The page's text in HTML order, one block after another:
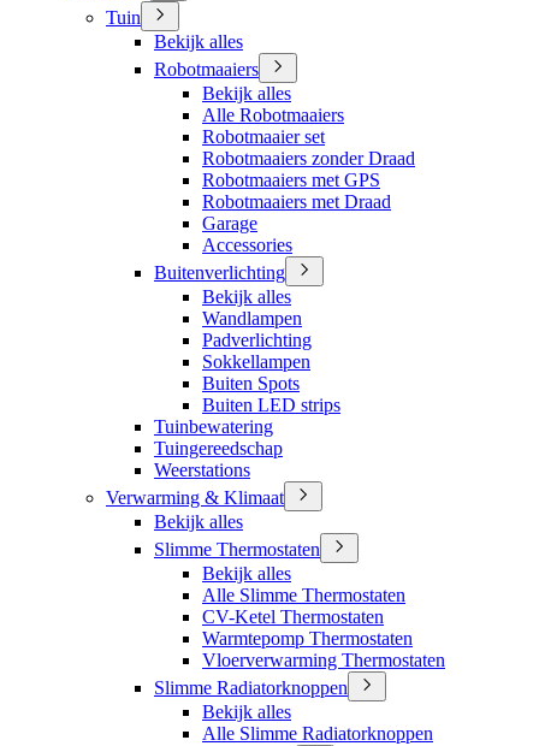
Tuin
Bekijk alles
Robotmaaiers
Bekijk alles
Alle Robotmaaiers
Robotmaaier set
Robotmaaiers zonder Draad
Robotmaaiers met GPS
Robotmaaiers met Draad
Garage
Accessories
Buitenverlichting
Bekijk alles
Wandlampen
Padverlichting
Sokkellampen
Buiten Spots
Buiten LED strips
Tuinbewatering
Tuingereedschap
Weerstations
Verwarming & Klimaat
Bekijk alles
Slimme Thermostaten
Bekijk alles
Alle Slimme Thermostaten
CV-Ketel Thermostaten
Warmtepomp Thermostaten
Vloerverwarming Thermostaten
Slimme Radiatorknoppen
Bekijk alles
Alle Slimme Radiatorknoppen